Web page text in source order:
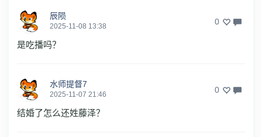
辰陨
2025-11-08 13:38 0
是吃播吗？
水师提督7
2025-11-07 21:46 0
结婚了怎么还姓藤泽？